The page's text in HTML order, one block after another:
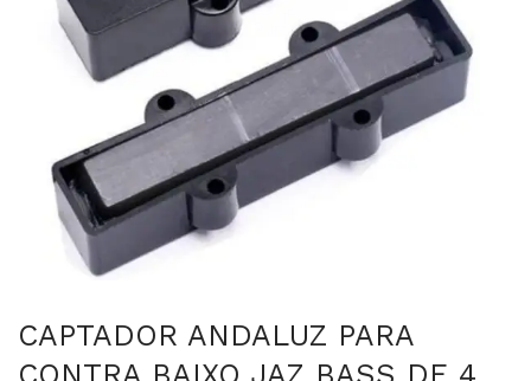
CAPTADOR ANDALUZ PARA
CONTRA BAIXO JAZ BASS DE 4